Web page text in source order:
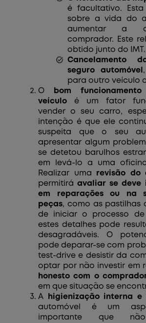
é facultativo.
sobre a vida do
aumentar a
comprador. Este
obtido junto do IMT.
Cancelamento
seguro automóvel
para outro veículo
O
bom
veículo é um fator
vender o seu carro,
intenção é que ele
suspeita que o seu
apresentar algum
se detetou barulhos
em levá-lo a uma
Realizar uma revisão do
permitiráavaliar se deve
em reparações ou na
peças, como as pastilhas
de iniciar o processo de
estes detalhes pode
desagradáveis. O
pode deparar-se com
test-drive e desistir da
optar por não investir em
honesto com o
em que situação se
A
higienização interna e
automóvel é um
importante que